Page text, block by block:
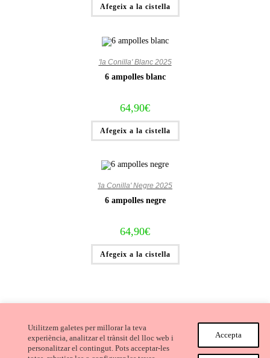
Utilitzem galetes per millorar la teva
experiència, analitzar el trànsit del lloc web i
personalitzar el contingut. Pots acceptar-les
Accepta
Afegeix a la cistella
'la Conilla' Blanc 2025
6 ampolles blanc
64,90€
Afegeix a la cistella
'la Conilla' Negre 2025
6 ampolles negre
64,90€
Afegeix a la cistella
Avís Legal i Condicions de compra Cookies